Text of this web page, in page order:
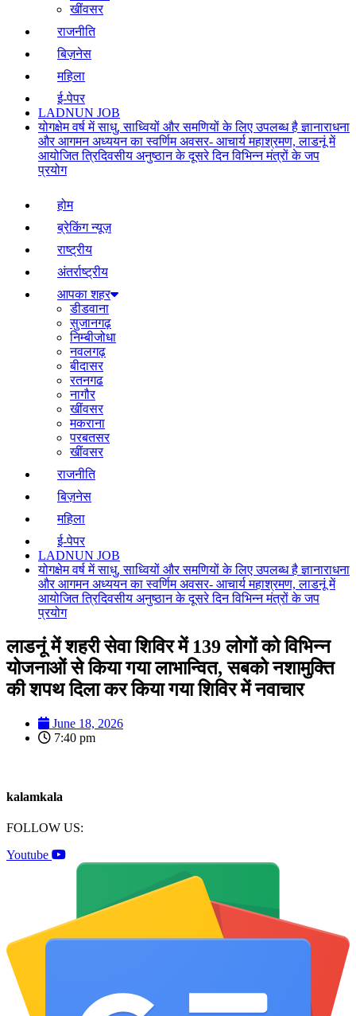
खींवसर
राजनीति
बिज़नेस
महिला
ई-पेपर
LADNUN JOB
योगक्षेम वर्ष में साधु, साध्वियों और समणियों के लिए उपलब्ध है ज्ञानाराधना
और आगमन अध्ययन का स्वर्णिम अवसर- आचार्य महाश्रमण, लाडनूं में
आयोजित त्रिदिवसीय अनुष्ठान के दूसरे दिन विभिन्न मंत्रों के जप
प्रयोग
होम
ब्रेकिंग न्यूज़
राष्ट्रीय
अंतर्राष्ट्रीय
आपका शहर
डीडवाना
सुजानगढ़
निम्बीजोधा
नवलगढ़
बीदासर
रतनगढ
नागौर
खींवसर
मकराना
परबतसर
खींवसर
राजनीति
बिज़नेस
महिला
ई-पेपर
LADNUN JOB
योगक्षेम वर्ष में साधु, साध्वियों और समणियों के लिए उपलब्ध है ज्ञानाराधना
और आगमन अध्ययन का स्वर्णिम अवसर- आचार्य महाश्रमण, लाडनूं में
आयोजित त्रिदिवसीय अनुष्ठान के दूसरे दिन विभिन्न मंत्रों के जप
प्रयोग
लाडनूं में शहरी सेवा शिविर में 139 लोगों को विभिन्न
योजनाओं से किया गया लाभान्वित, सबको नशामुक्ति
की शपथ दिला कर किया गया शिविर में नवाचार
June 18, 2026
7:40 pm
kalamkala
FOLLOW US:
Youtube